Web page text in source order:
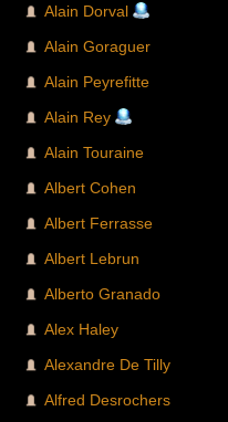
Alain Dorval
Alain Goraguer
Alain Peyrefitte
Alain Rey
Alain Touraine
Albert Cohen
Albert Ferrasse
Albert Lebrun
Alberto Granado
Alex Haley
Alexandre De Tilly
Alfred Desrochers